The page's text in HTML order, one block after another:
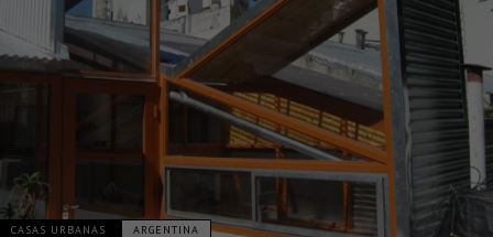
CASAS URBANAS ARGENTINA